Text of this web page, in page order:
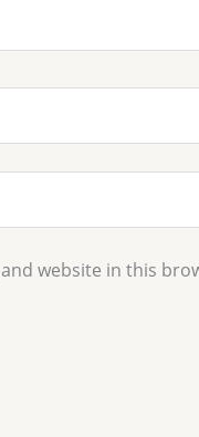
and website in this